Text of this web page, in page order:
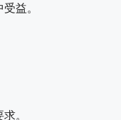
益。
。